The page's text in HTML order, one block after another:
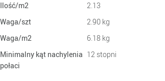
Ilość/m2
2.13
Waga/szt
2.90 kg
Waga/m2
6.18 kg
Minimalny kąt nachylenia
połaci
12 stopni